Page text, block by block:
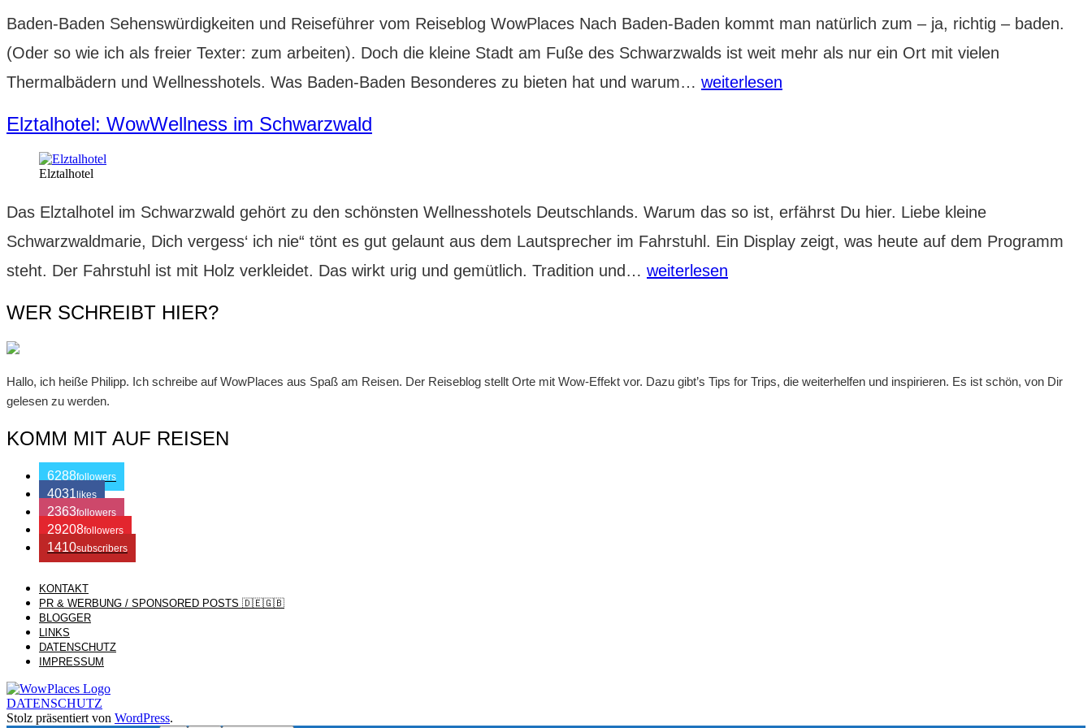
Baden-Baden Sehenswürdigkeiten und Reiseführer vom Reiseblog WowPlaces Nach Baden-Baden kommt man natürlich zum – ja, richtig – baden.
(Oder so wie ich als freier Texter: zum arbeiten). Doch die kleine Stadt am Fuße des Schwarzwalds ist weit mehr als nur ein Ort mit vielen
Thermalbädern und Wellnesshotels. Was Baden-Baden Besonderes zu bieten hat und warum… Baden-
weiterlesen
Elztalhotel: WowWellness im Schwarzwald
Elztalhotel
Das Elztalhotel im Schwarzwald gehört zu den schönsten Wellnesshotels Deutschlands. Warum das so ist, erfährst Du hier. Liebe kleine
Schwarzwaldmarie, Dich vergess‘ ich nie“ tönt es gut gelaunt aus dem Lautsprecher im Fahrstuhl. Ein Display zeigt, was heute auf dem Programm
steht. Der Fahrstuhl ist mit Holz verkleidet. Das wirkt urig und gemütlich. Tradition und… Elztalhotel:
weiterlesen
WER SCHREIBT HIER?
Hallo, ich heiße Philipp. Ich schreibe auf WowPlaces aus Spaß am Reisen. Der Reiseblog stellt Orte mit Wow-Effekt vor. Dazu gibt’s Tips for Trips, die weiterhelfen und inspirieren. Es ist schön, von Dir
gelesen zu werden.
KOMM MIT AUF REISEN
6288followers
4031 likes
2363followers
29208followers
1410subscribers
/ Free WordPress Plugins and WordPress Themes by
KONTAKT
PR & WERBUNG / SPONSORED POSTS 🇩🇪🇬🇧
BLOGGER
LINKS
DATENSCHUTZ
IMPRESSUM
DATENSCHUTZ
Stolz präsentiert von WordPress.